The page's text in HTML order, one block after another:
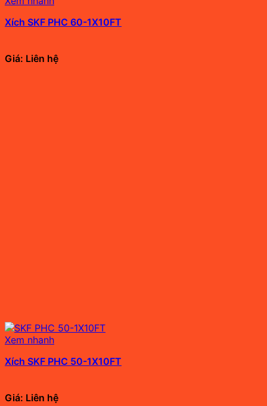
Xích SKF PHC 60-1X10FT
Giá: Liên hệ
Xem nhanh
Xích SKF PHC 50-1X10FT
Giá: Liên hệ